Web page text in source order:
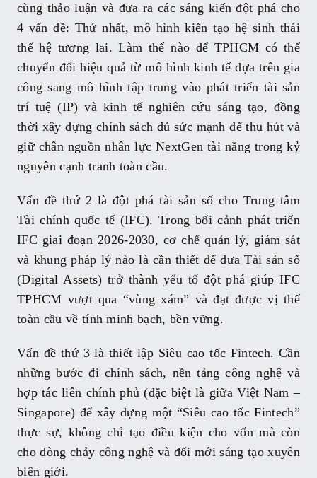
cùng thảo luận và đưa ra các sáng kiến đột phá cho
4 vấn đề: Thứ nhất, mô hình kiến tạo hệ sinh thái
thế hệ tương lai. Làm thế nào để TPHCM có thể
chuyển đổi hiệu quả từ mô hình kinh tế dựa trên gia
công sang mô hình tập trung vào phát triển tài sản
trí tuệ (IP) và kinh tế nghiên cứu sáng tạo, đồng
thời xây dựng chính sách đủ sức mạnh để thu hút và
giữ chân nguồn nhân lực NextGen tài năng trong kỷ
nguyên cạnh tranh toàn cầu.
Vấn đề thứ 2 là đột phá tài sản số cho Trung tâm
Tài chính quốc tế (IFC). Trong bối cảnh phát triển
IFC giai đoạn 2026-2030, cơ chế quản lý, giám sát
và khung pháp lý nào là cần thiết để đưa Tài sản số
(Digital Assets) trở thành yếu tố đột phá giúp IFC
TPHCM vượt qua “vùng xám” và đạt được vị thế
toàn cầu về tính minh bạch, bền vững.
Vấn đề thứ 3 là thiết lập Siêu cao tốc Fintech. Cần
những bước đi chính sách, nền tảng công nghệ và
hợp tác liên chính phủ (đặc biệt là giữa Việt Nam –
Singapore) để xây dựng một “Siêu cao tốc Fintech”
thực sự, không chỉ tạo điều kiện cho vốn mà còn
cho dòng chảy công nghệ và đổi mới sáng tạo xuyên
biên giới.